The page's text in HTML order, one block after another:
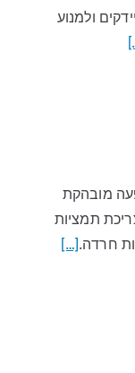
ולמנוע
מובהקת
תמציות
חרדה.[…]